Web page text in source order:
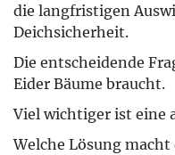
die langfristigen
Deichsicherheit.
Die entscheidende
Eider Bäume braucht.
Viel wichtiger ist eine
Welche Lösung